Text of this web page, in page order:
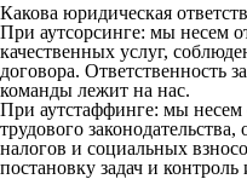
Какова юридическая
При аутсорсинге: мы несем
качественных услуг,
договора. Ответственность
команды лежит на нас.
При аутстаффинге: мы несем
трудового
налогов и социальных
постановку задач и